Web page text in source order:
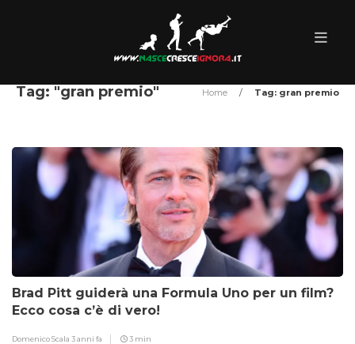
Tag: "gran premio" Home / Tag: gran premio
Brad Pitt guiderà una Formula Uno per un film?
Ecco cosa c’è di vero!
Domenico Scala 3 anni fa 3 min